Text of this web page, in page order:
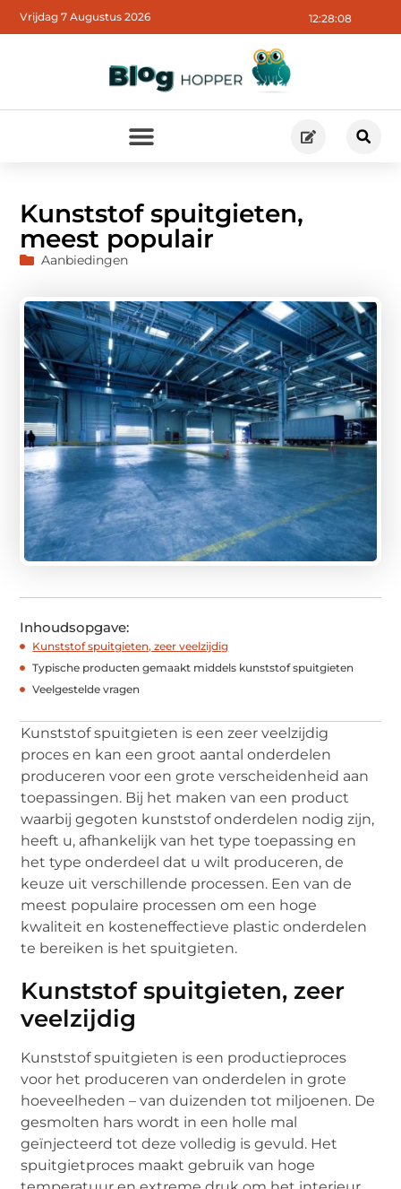
12:28:09
Vrijdag 7 Augustus 2026
Kunststof spuitgieten,
meest populair
Aanbiedingen
Inhoudsopgave:
Kunststof spuitgieten, zeer veelzijdig
Typische producten gemaakt middels kunststof spuitgieten
Veelgestelde vragen
Kunststof spuitgieten is een zeer veelzijdig
proces en kan een groot aantal onderdelen
produceren voor een grote verscheidenheid aan
toepassingen. Bij het maken van een product
waarbij gegoten kunststof onderdelen nodig zijn,
heeft u, afhankelijk van het type toepassing en
het type onderdeel dat u wilt produceren, de
keuze uit verschillende processen. Een van de
meest populaire processen om een hoge
kwaliteit en kosteneffectieve plastic onderdelen
te bereiken is het spuitgieten.
Kunststof spuitgieten, zeer
veelzijdig
Kunststof spuitgieten is een productieproces
voor het produceren van onderdelen in grote
hoeveelheden – van duizenden tot miljoenen. De
gesmolten hars wordt in een holle mal
geïnjecteerd tot deze volledig is gevuld. Het
spuitgietproces maakt gebruik van hoge